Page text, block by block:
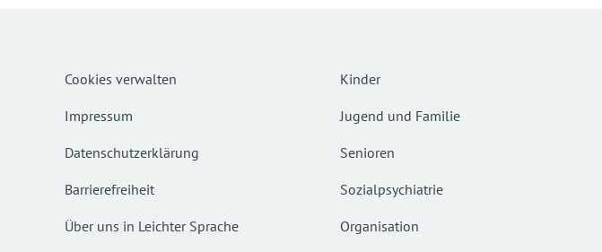
Cookies verwalten
Impressum
Datenschutzerklärung
Barrierefreiheit
Über uns in Leichter Sprache
Kinder
Jugend und Familie
Senioren
Sozialpsychiatrie
Organisation